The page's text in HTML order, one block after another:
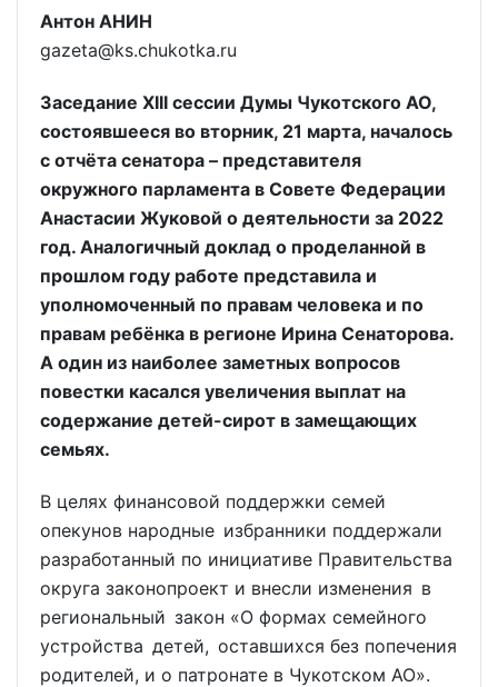
Антон АНИН
gazeta@ks.chukotka.ru
Заседание XIII сессии Думы Чукотского АО,
состоявшееся во вторник, 21 марта, началось
с отчёта сенатора – представителя
окружного парламента в Совете Федерации
Анастасии Жуковой о деятельности за 2022
год. Аналогичный доклад о проделанной в
прошлом году работе представила и
уполномоченный по правам человека и по
правам ребёнка в регионе Ирина Сенаторова.
А один из наиболее заметных вопросов
повестки касался увеличения выплат на
содержание детей-сирот в замещающих
семьях.
В целях финансовой поддержки семей
опекунов народные избранники поддержали
разработанный по инициативе Правительства
округа законопроект и внесли изменения в
региональный закон «О формах семейного
устройства детей, оставшихся без попечения
родителей, и о патронате в Чукотском АО».